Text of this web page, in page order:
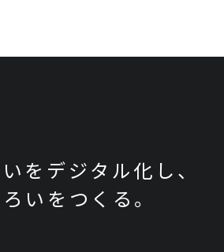
をデジタル化し、
いをつくる。